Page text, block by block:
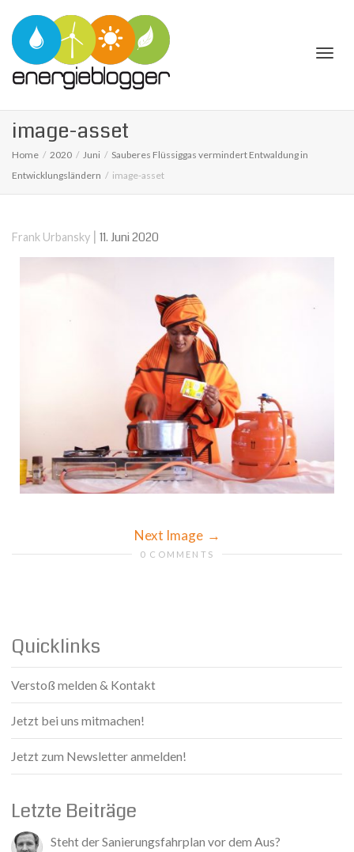
image-asset
Home 2020 Juni
Sauberes Flüssiggas vermindert Entwaldung in
Entwicklungsländern
image-asset
Frank Urbansky | 11. Juni 2020
Next Image
0 COMMENTS
Quicklinks
Verstoß melden & Kontakt
Jetzt bei uns mitmachen!
Jetzt zum Newsletter anmelden!
Letzte Beiträge
Steht der Sanierungsfahrplan vor dem Aus?